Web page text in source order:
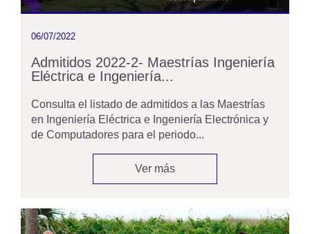
06/07/2022
Admitidos 2022-2- Maestrías Ingeniería
Eléctrica e Ingeniería...
Consulta el listado de admitidos a las Maestrías
en Ingeniería Eléctrica e Ingeniería Electrónica y
de Computadores para el periodo...
Ver más